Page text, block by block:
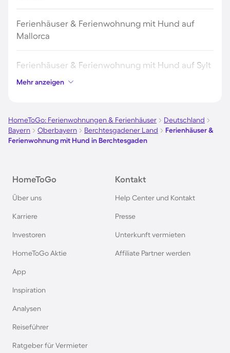
Ferienhäuser & Ferienwohnung mit Hund auf
Mallorca
Ferienhäuser & Ferienwohnung mit Hund auf Sylt
Ferienhäuser & Ferienwohnung mit Hund auf
Ferienhäuser & Ferienwohnung mit Hund am
Ferienhäuser & Ferienwohnung mit Hund auf
Rügen
Gardasee
Nordsee
Ferienhäuser & Ferienwohnung mit Hund in
Mehr anzeigen
HomeToGo: Ferienwohnungen & Ferienhäuser
Deutschland
Bayern
Oberbayern Berchtesgadener Land
Ferienhäuser &
Ferienwohnung mit Hund in Berchtesgaden
HomeToGo
Über uns
Karriere
Investoren
HomeToGo Aktie
App
Inspiration
Analysen
Reiseführer
Ratgeber für Vermieter
Kontakt
Help Center und Kontakt
Presse
Unterkunft vermieten
Affiliate Partner werden